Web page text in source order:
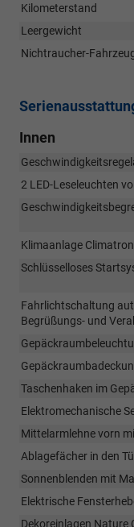
Kilometerstand
Leergewicht
Nichtraucher-
Innen
2 LED-Leseleuchten
Klimaanlage
Schlüsselloses
Fahrlichtschaltung
Begrüßungs- und
Taschenhaken im
Elektromechanische
Mittelarmlehne vorn
Ablagefächer in den
Sonnenblenden mit
Elektrische
Dekoreinlagen